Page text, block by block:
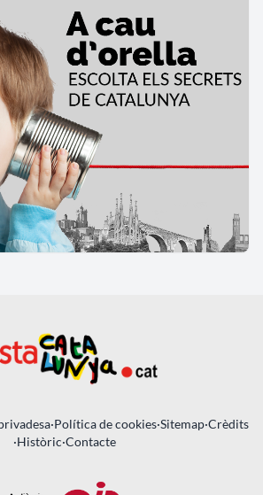
·Política de cookies·Sitemap·Crèdits
·Històric·Contacte